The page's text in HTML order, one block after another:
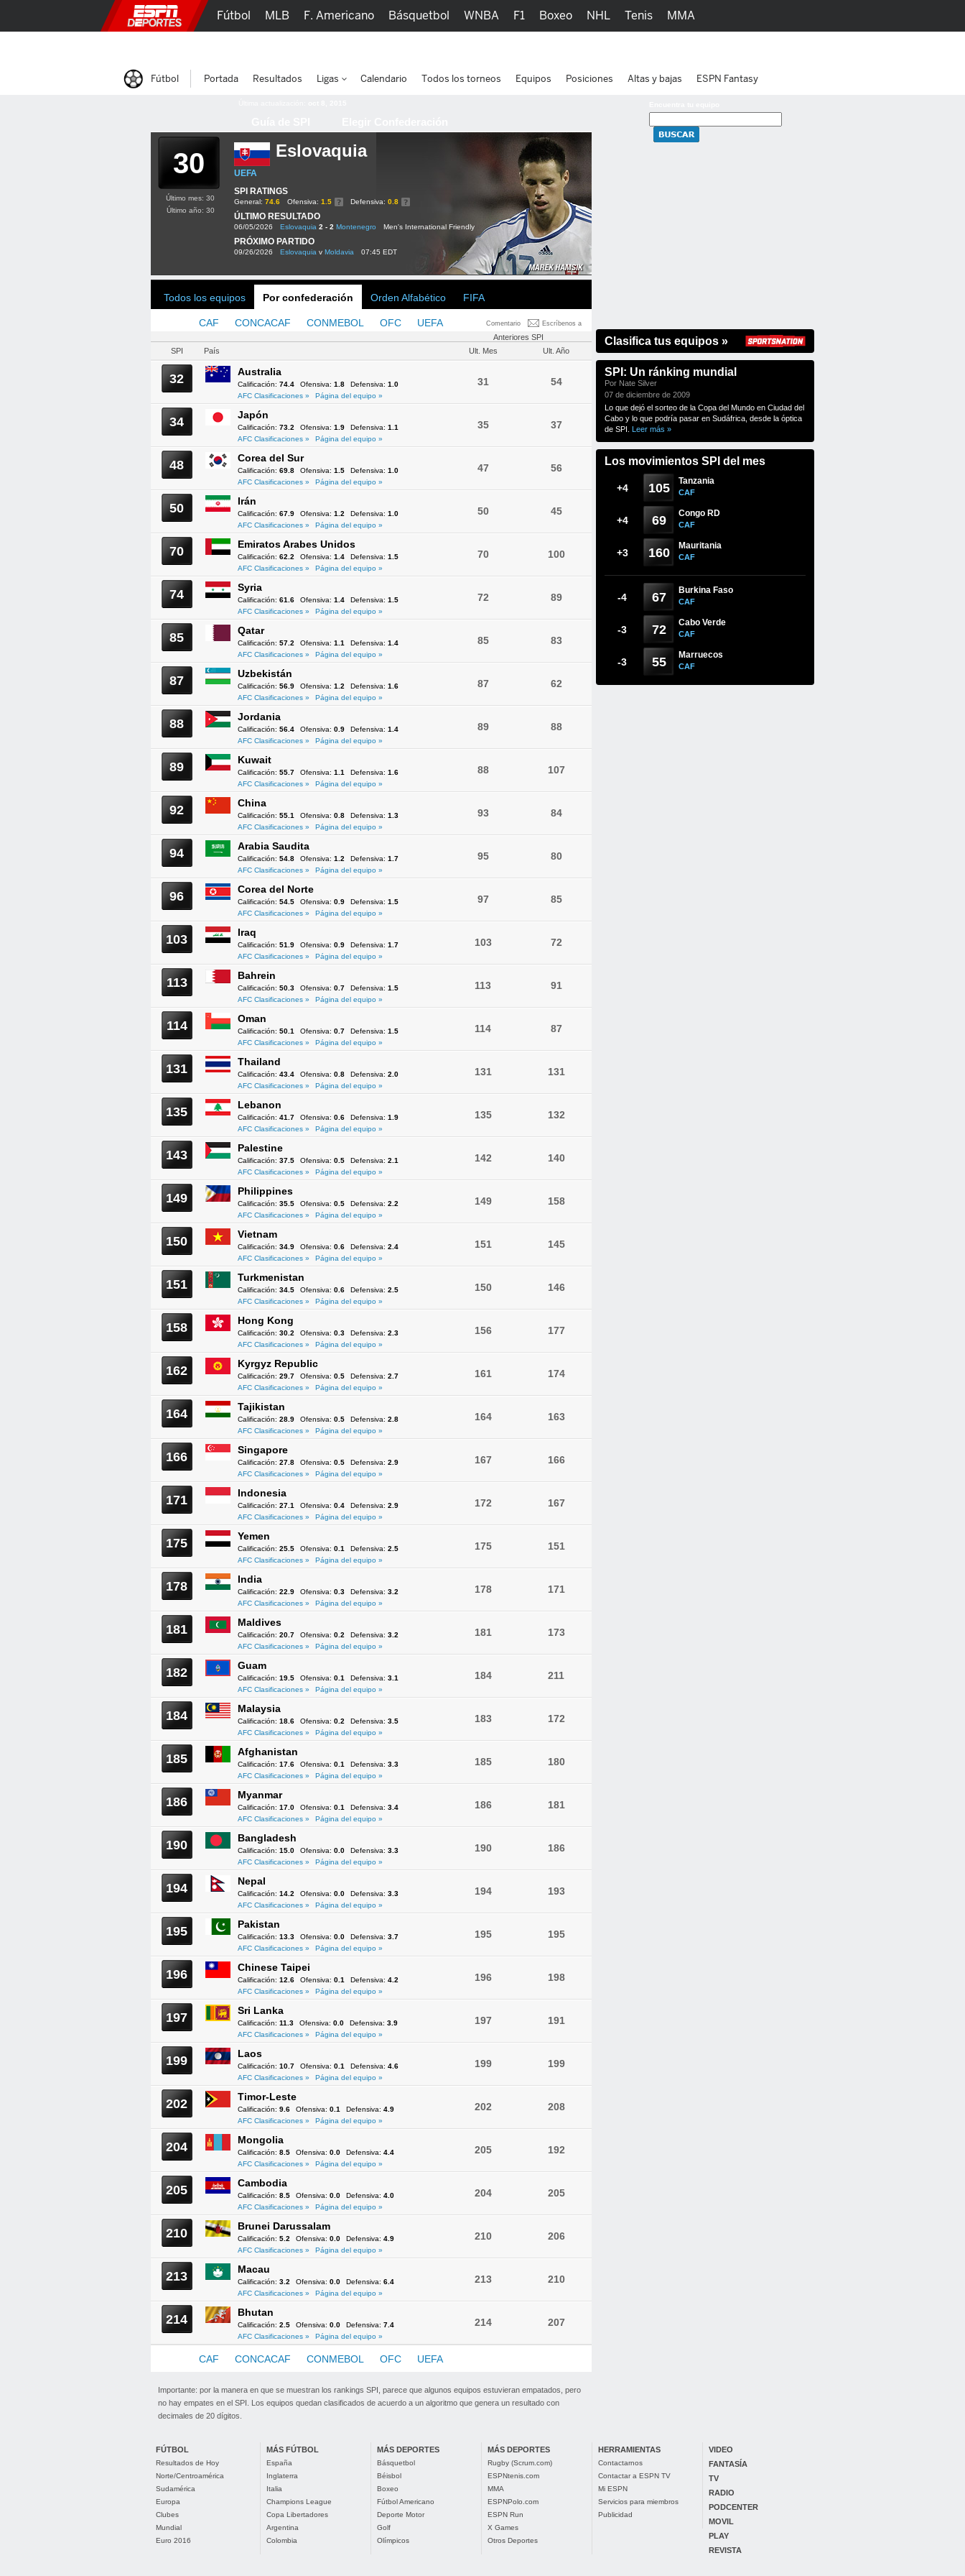
30 Eslovaquia
UEFA
SPI RATINGS
General: 74.6 Ofensiva: 1.5 Defensiva: 0.8
ÚLTIMO RESULTADO
06/05/2026 Eslovaquia 2 - 2 Montenegro Men's International Friendly
PRÓXIMO PARTIDO
09/26/2026 Eslovaquia v Moldavia 07:45 EDT
Último mes: 30
Último año: 30
Todos los equipos Por confederación Orden Alfabético FIFA
Comentario Escríbenos a
CAF CONCACAF CONMEBOL OFC UEFA
Anteriores SPI
SPI
País Ult. Mes Ult. Año
32 Australia
Calificación: 74.4 Ofensiva: 1.8 Defensiva: 1.0
AFC Clasificaciones »
Página del equipo »
31 54
34 Japón
Calificación: 73.2 Ofensiva: 1.9 Defensiva: 1.1
AFC Clasificaciones »
Página del equipo »
35 37
48 Corea del Sur
Calificación: 69.8 Ofensiva: 1.5 Defensiva: 1.0
AFC Clasificaciones »
Página del equipo »
47 56
50 Irán
Calificación: 67.9 Ofensiva: 1.2 Defensiva: 1.0
AFC Clasificaciones »
Página del equipo »
50 45
70 Emiratos Arabes Unidos
Calificación: 62.2 Ofensiva: 1.4 Defensiva: 1.5
AFC Clasificaciones »
Página del equipo »
70 100
74 Syria
Calificación: 61.6 Ofensiva: 1.4 Defensiva: 1.5
AFC Clasificaciones »
Página del equipo »
72 89
85 Qatar
Calificación: 57.2 Ofensiva: 1.1 Defensiva: 1.4
AFC Clasificaciones »
Página del equipo »
85 83
87 Uzbekistán
Calificación: 56.9 Ofensiva: 1.2 Defensiva: 1.6
AFC Clasificaciones »
Página del equipo »
87 62
88 Jordania
Calificación: 56.4 Ofensiva: 0.9 Defensiva: 1.4
AFC Clasificaciones »
Página del equipo »
89 88
89 Kuwait
Calificación: 55.7 Ofensiva: 1.1 Defensiva: 1.6
AFC Clasificaciones »
Página del equipo »
88 107
92 China
Calificación: 55.1 Ofensiva: 0.8 Defensiva: 1.3
AFC Clasificaciones »
Página del equipo »
93 84
94 Arabia Saudita
Calificación: 54.8 Ofensiva: 1.2 Defensiva: 1.7
AFC Clasificaciones »
Página del equipo »
95 80
96 Corea del Norte
Calificación: 54.5 Ofensiva: 0.9 Defensiva: 1.5
AFC Clasificaciones »
Página del equipo »
97 85
103 Iraq
Calificación: 51.9 Ofensiva: 0.9 Defensiva: 1.7
AFC Clasificaciones »
Página del equipo »
103 72
113 Bahrein
Calificación: 50.3 Ofensiva: 0.7 Defensiva: 1.5
AFC Clasificaciones »
Página del equipo »
113 91
114 Oman
Calificación: 50.1 Ofensiva: 0.7 Defensiva: 1.5
AFC Clasificaciones »
Página del equipo »
114 87
131 Thailand
Calificación: 43.4 Ofensiva: 0.8 Defensiva: 2.0
AFC Clasificaciones »
Página del equipo »
131 131
135 Lebanon
Calificación: 41.7 Ofensiva: 0.6 Defensiva: 1.9
AFC Clasificaciones »
Página del equipo »
135 132
143 Palestine
Calificación: 37.5 Ofensiva: 0.5 Defensiva: 2.1
AFC Clasificaciones »
Página del equipo »
142 140
149 Philippines
Calificación: 35.5 Ofensiva: 0.5 Defensiva: 2.2
AFC Clasificaciones »
Página del equipo »
149 158
150 Vietnam
Calificación: 34.9 Ofensiva: 0.6 Defensiva: 2.4
AFC Clasificaciones »
Página del equipo »
151 145
151 Turkmenistan
Calificación: 34.5 Ofensiva: 0.6 Defensiva: 2.5
AFC Clasificaciones »
Página del equipo »
150 146
158 Hong Kong
Calificación: 30.2 Ofensiva: 0.3 Defensiva: 2.3
AFC Clasificaciones »
Página del equipo »
156 177
162 Kyrgyz Republic
Calificación: 29.7 Ofensiva: 0.5 Defensiva: 2.7
AFC Clasificaciones »
Página del equipo »
161 174
164 Tajikistan
Calificación: 28.9 Ofensiva: 0.5 Defensiva: 2.8
AFC Clasificaciones »
Página del equipo »
164 163
166 Singapore
Calificación: 27.8 Ofensiva: 0.5 Defensiva: 2.9
AFC Clasificaciones »
Página del equipo »
167 166
171 Indonesia
Calificación: 27.1 Ofensiva: 0.4 Defensiva: 2.9
AFC Clasificaciones »
Página del equipo »
172 167
175 Yemen
Calificación: 25.5 Ofensiva: 0.1 Defensiva: 2.5
AFC Clasificaciones »
Página del equipo »
175 151
178 India
Calificación: 22.9 Ofensiva: 0.3 Defensiva: 3.2
AFC Clasificaciones »
Página del equipo »
178 171
181 Maldives
Calificación: 20.7 Ofensiva: 0.2 Defensiva: 3.2
AFC Clasificaciones »
Página del equipo »
181 173
182 Guam
Calificación: 19.5 Ofensiva: 0.1 Defensiva: 3.1
AFC Clasificaciones »
Página del equipo »
184 211
184 Malaysia
Calificación: 18.6 Ofensiva: 0.2 Defensiva: 3.5
AFC Clasificaciones »
Página del equipo »
183 172
185 Afghanistan
Calificación: 17.6 Ofensiva: 0.1 Defensiva: 3.3
AFC Clasificaciones »
Página del equipo »
185 180
186 Myanmar
Calificación: 17.0 Ofensiva: 0.1 Defensiva: 3.4
AFC Clasificaciones »
Página del equipo »
186 181
190 Bangladesh
Calificación: 15.0 Ofensiva: 0.0 Defensiva: 3.3
AFC Clasificaciones »
Página del equipo »
190 186
194 Nepal
Calificación: 14.2 Ofensiva: 0.0 Defensiva: 3.3
AFC Clasificaciones »
Página del equipo »
194 193
195 Pakistan
Calificación: 13.3 Ofensiva: 0.0 Defensiva: 3.7
AFC Clasificaciones »
Página del equipo »
195 195
196 Chinese Taipei
Calificación: 12.6 Ofensiva: 0.1 Defensiva: 4.2
AFC Clasificaciones »
Página del equipo »
196 198
197 Sri Lanka
Calificación: 11.3 Ofensiva: 0.0 Defensiva: 3.9
AFC Clasificaciones »
Página del equipo »
197 191
199 Laos
Calificación: 10.7 Ofensiva: 0.1 Defensiva: 4.6
AFC Clasificaciones »
Página del equipo »
199 199
202 Timor-Leste
Calificación: 9.6 Ofensiva: 0.1 Defensiva: 4.9
AFC Clasificaciones »
Página del equipo »
202 208
204 Mongolia
Calificación: 8.5 Ofensiva: 0.0 Defensiva: 4.4
AFC Clasificaciones »
Página del equipo »
205 192
205 Cambodia
Calificación: 8.5 Ofensiva: 0.0 Defensiva: 4.0
AFC Clasificaciones »
Página del equipo »
204 205
210 Brunei Darussalam
Calificación: 5.2 Ofensiva: 0.0 Defensiva: 4.9
AFC Clasificaciones »
Página del equipo »
210 206
213 Macau
Calificación: 3.2 Ofensiva: 0.0 Defensiva: 6.4
AFC Clasificaciones »
Página del equipo »
213 210
214 Bhutan
Calificación: 2.5 Ofensiva: 0.0 Defensiva: 7.4
AFC Clasificaciones »
Página del equipo »
214 207
CAF CONCACAF CONMEBOL OFC UEFA
Importante: por la manera en que se muestran los rankings SPI, parece que algunos equipos estuvieran empatados, pero
no hay empates en el SPI. Los equipos quedan clasificados de acuerdo a un algoritmo que genera un resultado con
decimales de 20 dígitos.
Clasifica tus equipos »
SPI: Un ránking mundial
Por Nate Silver
07 de diciembre de 2009
Lo que dejó el sorteo de la Copa del Mundo en Ciudad del
Cabo y lo que podría pasar en Sudáfrica, desde la óptica
de SPI. Leer más »
Los movimientos SPI del mes
+4 105 Tanzania
CAF
+4 69 Congo RD
CAF
+3 160 Mauritania
CAF
-4 67 Burkina Faso
CAF
-3 72 Cabo Verde
CAF
-3 55 Marruecos
CAF
FÚTBOL
Resultados de Hoy
Norte/Centroamérica
Sudamérica
Europa
Clubes
Mundial
Euro 2016
MÁS FÚTBOL
España
Inglaterra
Italia
Champions League
Copa Libertadores
Argentina
Colombia
MÁS DEPORTES
Básquetbol
Béisbol
Boxeo
Fútbol Americano
Deporte Motor
Golf
Olímpicos
MÁS DEPORTES
Rugby (Scrum.com)
ESPNtenis.com
MMA
ESPNPolo.com
ESPN Run
X Games
Otros Deportes
HERRAMIENTAS
Contactarnos
Contactar a ESPN TV
Mi ESPN
Servicios para miembros
Publicidad
VIDEO
FANTASÍA
TV
RADIO
PODCENTER
MOVIL
PLAY
REVISTA
Fútbol MLB F. Americano Básquetbol WNBA F1 Boxeo NHL Tenis MMA
Fútbol Portada Resultados Ligas Calendario Todos los torneos Equipos Posiciones Altas y bajas ESPN Fantasy